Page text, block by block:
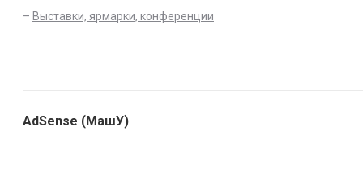
– Выставки, ярмарки, конференции
AdSense (МашУ)